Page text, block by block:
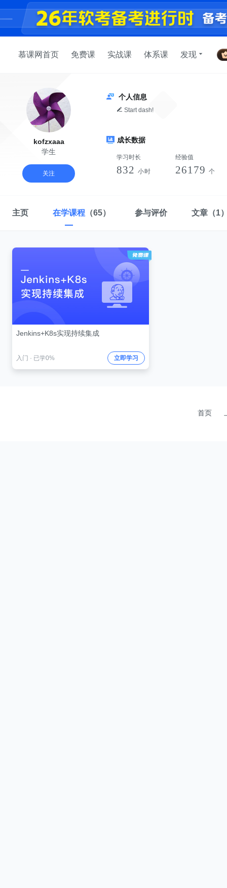
慕课网首页 免费课 实战课 体系课 发现
kofzxaaa
学生
关注
个人信息
Start dash!
成长数据
学习时长
832 小时
经验值
26179 个
主页 在学课程 （65） 参与评价 文章 （1
Jenkins+K8s实现持续集成
入门 · 已学0% 立即学习
首页